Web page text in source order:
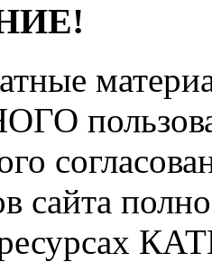
сайта
ресурсах